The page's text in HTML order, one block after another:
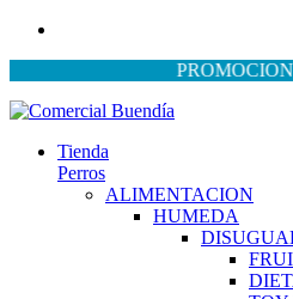
PROMOCION
Tienda
Perros
ALIMENTACION
HUMEDA